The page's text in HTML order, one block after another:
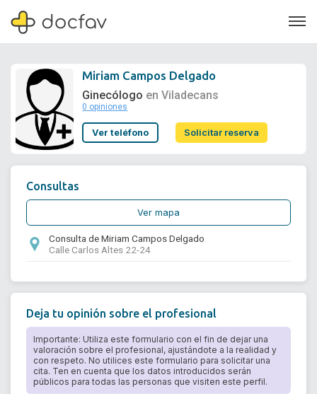
Soporte
Miriam Campos Delgado
Ginecólogo en Viladecans
0 opiniones
Ver teléfono Solicitar reserva
Consultas
Ver mapa
Consulta de Miriam Campos Delgado
Calle Carlos Altes 22-24
Deja tu opinión sobre el profesional
Importante: Utiliza este formulario con el fin de dejar una
valoración sobre el profesional, ajustándote a la realidad y
con respeto. No utilices este formulario para solicitar una
cita. Ten en cuenta que los datos introducidos serán
públicos para todas las personas que visiten este perfil.